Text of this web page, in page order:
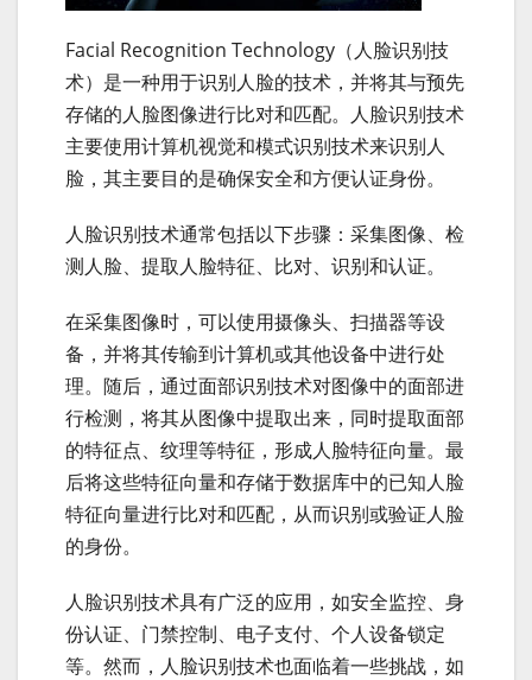
Facial Recognition Technology（人脸识别技
术）是一种用于识别人脸的技术，并将其与预先
存储的人脸图像进行比对和匹配。人脸识别技术
主要使用计算机视觉和模式识别技术来识别人
脸，其主要目的是确保安全和方便认证身份。
人脸识别技术通常包括以下步骤：采集图像、检
测人脸、提取人脸特征、比对、识别和认证。
在采集图像时，可以使用摄像头、扫描器等设
备，并将其传输到计算机或其他设备中进行处
理。随后，通过面部识别技术对图像中的面部进
行检测，将其从图像中提取出来，同时提取面部
的特征点、纹理等特征，形成人脸特征向量。最
后将这些特征向量和存储于数据库中的已知人脸
特征向量进行比对和匹配，从而识别或验证人脸
的身份。
人脸识别技术具有广泛的应用，如安全监控、身
份认证、门禁控制、电子支付、个人设备锁定
等。然而，人脸识别技术也面临着一些挑战，如